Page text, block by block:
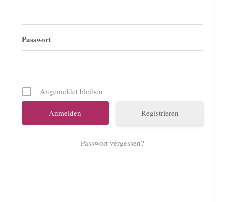
Passwort
Angemeldet bleiben
Registrieren
Passwort vergessen?